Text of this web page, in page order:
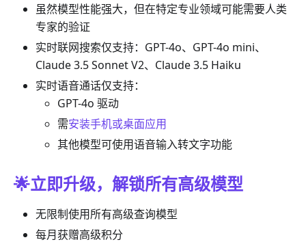
虽然模型性能强大，但在特定专业领域可能需要人类
专家的验证
实时联网搜索仅支持：GPT-4o、GPT-4o mini、
Claude 3.5 Sonnet V2、Claude 3.5 Haiku
实时语音通话仅支持：
GPT-4o 驱动
需安装手机或桌面应用
其他模型可使用语音输入转文字功能
🌟立即升级，解锁所有高级模型
无限制使用所有高级查询模型
每月获赠高级积分